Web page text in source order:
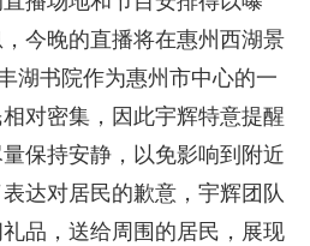
今晚的直播将在惠州西湖景
湖书院作为惠州市中心的一
对密集，因此宇辉特意提醒
保持安静，以免影响到附近
达对居民的歉意，宇辉团队
品，送给周围的居民，展现